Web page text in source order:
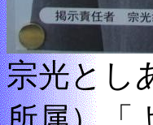
宗光とし